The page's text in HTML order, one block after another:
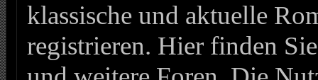
klassische und aktuelle
registrieren. Hier finden